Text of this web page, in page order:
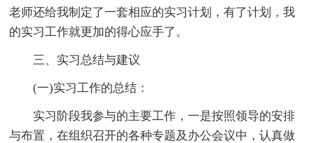
老师还给我制定了一套相应的实习计划，有了计划，我
的实习工作就更加的得心应手了。
三、实习总结与建议
(一)实习工作的总结：
实习阶段我参与的主要工作，一是按照领导的安排
与布置，在组织召开的各种专题及办公会议中，认真做